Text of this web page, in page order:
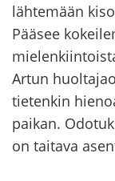
läh­te­mään
Pää­see
Artun
tie­ten­kin
pai­kan.
on tai­ta­va